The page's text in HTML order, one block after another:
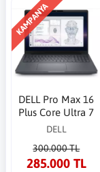
KAMPANYA
DELL Pro Max 16
Plus Core Ultra 7
265HX 32GB 1TB
16G 16"WP
DELL
300.000 TL
285.000 TL